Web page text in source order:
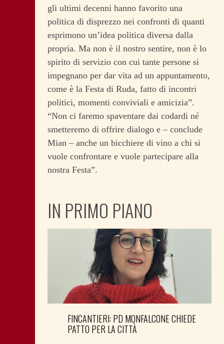
gli ultimi decenni hanno favorito una
politica di disprezzo nei confronti di quanti
esprimono un’idea politica diversa dalla
propria. Ma non è il nostro sentire, non è lo
spirito di servizio con cui tante persone si
impegnano per dar vita ad un appuntamento,
come è la Festa di Ruda, fatto di incontri
politici, momenti conviviali e amicizia”.
“Non ci faremo spaventare dai codardi né
smetteremo di offrire dialogo e – conclude
Mian – anche un bicchiere di vino a chi si
vuole confrontare e vuole partecipare alla
nostra Festa”.
IN PRIMO PIANO
FINCANTIERI: PD MONFALCONE CHIEDE
PATTO PER LA CITTÀ